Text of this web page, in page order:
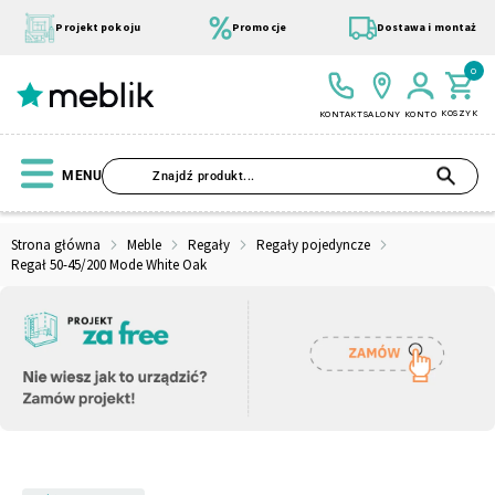
treści
Projekt pokoju Promocje Dostawa i montaż
KONTAKTSALONY KONTO KOSZYK
0
MENU
Strona główna Meble Regały
Regały pojedyncze
Regał 50-45/200 Mode White Oak
Wszystkie Kolekcje
Szafa
Materace